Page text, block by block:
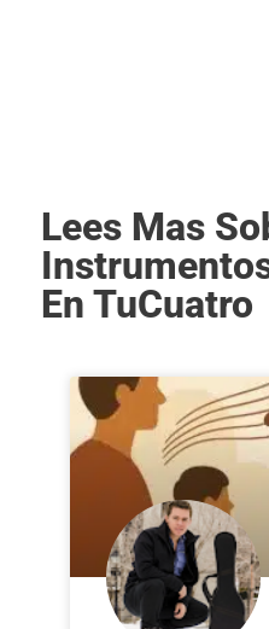
Lees Mas
En TuCuatro